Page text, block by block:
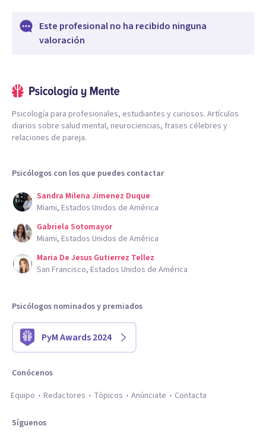
Este profesional no ha recibido ninguna
valoración
Psicología para profesionales, estudiantes y curiosos. Artículos
diarios sobre salud mental, neurociencias, frases célebres y
relaciones de pareja.
Psicólogos con los que puedes contactar
Sandra Milena Jimenez Duque
Miami, Estados Unidos de América
Gabriela Sotomayor
Miami, Estados Unidos de América
Maria De Jesus Gutierrez Tellez
San Francisco, Estados Unidos de América
Psicólogos nominados y premiados
PyM Awards 2024
Conócenos
Equipo
Redactores Tópicos Anúnciate Contacta
Síguenos